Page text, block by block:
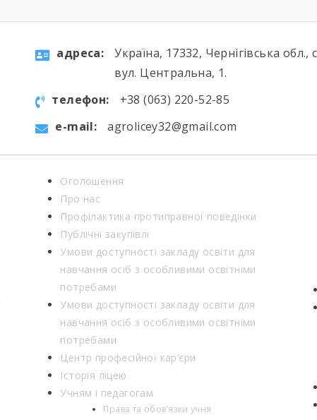
aдресa:
Україна, 17332, Чернігівська обл.,
вул. Центральна, 1.
телефон:
+38 (063) 220-52-85
e-mail:
agrolicey32@gmail.com
Оголошення
Про нас
Профілактика протиправної поведінки
Публічні закупівлі
Умови доступності закладу освіти для
навчання осіб з особливими освітніми
потребами
Умови доступності закладу освіти для
навчання осіб з особливими освітніми
потребами
Центр професійної кар’єри
Історія ліцею
Учням і педагогам
Права та обов’язки учня